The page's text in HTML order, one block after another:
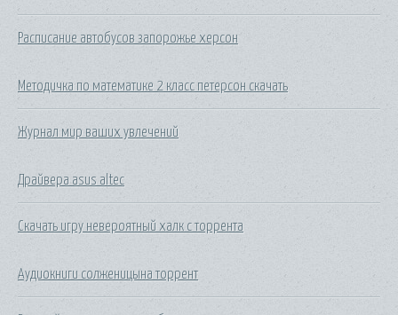
Расписание автобусов запорожье херсон
Методичка по математике 2 класс петерсон скачать
Журнал мир ваших увлечений
Драйвера asus altec
Скачать игру невероятный халк с торрента
Аудиокниги солженицына торрент